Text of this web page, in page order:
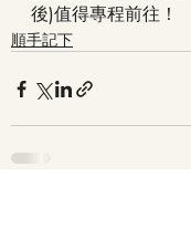
後)值得專程前往！
順手記下